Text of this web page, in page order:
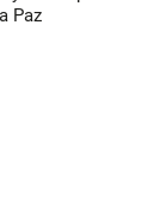
Paz